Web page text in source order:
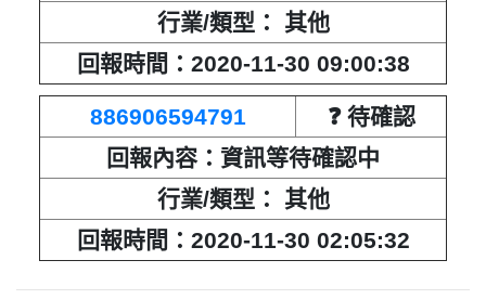
行業/類型： 其他
回報時間：2020-11-30 09:00:38
886906594791
❓ 待確認
回報內容：資訊等待確認中
行業/類型： 其他
回報時間：2020-11-30 02:05:32